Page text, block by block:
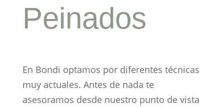
Peinados
En Bondi optamos por diferentes técnicas
muy actuales. Antes de nada te
asesoramos desde nuestro punto de vista